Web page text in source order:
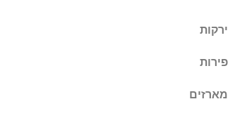
ירקות
פירות
מארזים